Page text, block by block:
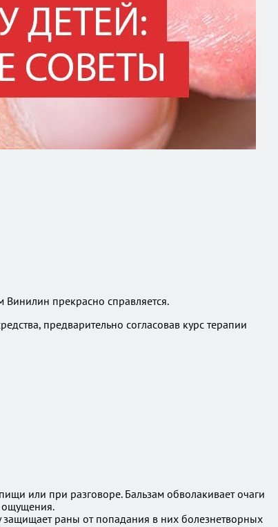
Винилин прекрасно справляется.
предварительно согласовав курс терапии
или при разговоре. Бальзам обволакивает очаги
ощущения.
защищает раны от попадания в них болезнетворных